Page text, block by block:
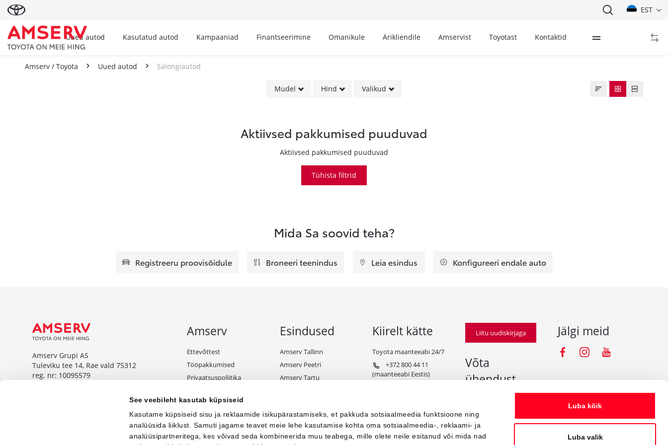
See veebileht kasutab küpsiseid
Kasutame küpsiseid sisu ja reklaamide isikupärastamiseks, et pakkuda sotsiaalmeedia funktsioone ning
analüüsida liiklust. Samuti jagame teavet meie lehe kasutamise kohta oma sotsiaalmeedia-, reklaami- ja
analüüsipartneritega, kes võivad seda kombineerida muu teabega, mille olete neile esitanud või mida nad
Luba kõik
Luba valik
EST
Uued autod Kasutatud autod Kampaaniad Finantseerimine Omanikule Ärikliendile Amservist Toyotast Kontaktid
Amserv / Toyota Uued autod Salongiautod
Mudel Hind Valikud
Aktiivsed pakkumised puuduvad
Aktiivsed pakkumised puuduvad
Tühista filtrid
Mida Sa soovid teha?
Registreeru proovisõidule Broneeri teenindus Leia esindus Konfigureeri endale auto
Amserv Grupi AS
Tuleviku tee 14, Rae vald 75312
reg. nr: 10095579
Tuleviku tee 14, Rae vald 75312
Amserv
Ettevõttest
Tööpakkumised
Privaatsuspoliitika
Kampaaniate tingimused
Esindused
Amserv Tallinn
Amserv Peetri
Amserv Tartu
Amserv Paide
Amserv Toyota Business
Kiirelt kätte
Toyota maanteeabi 24/7
+372 800 44 11
(maanteeabi Eestis)
Liitu uudiskirjaga
Võta
ühendust
press@amserv.ee
Teavita rikkumisest
Jälgi meid
Facebooki